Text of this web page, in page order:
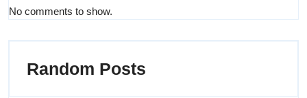
No comments to show.
Random Posts